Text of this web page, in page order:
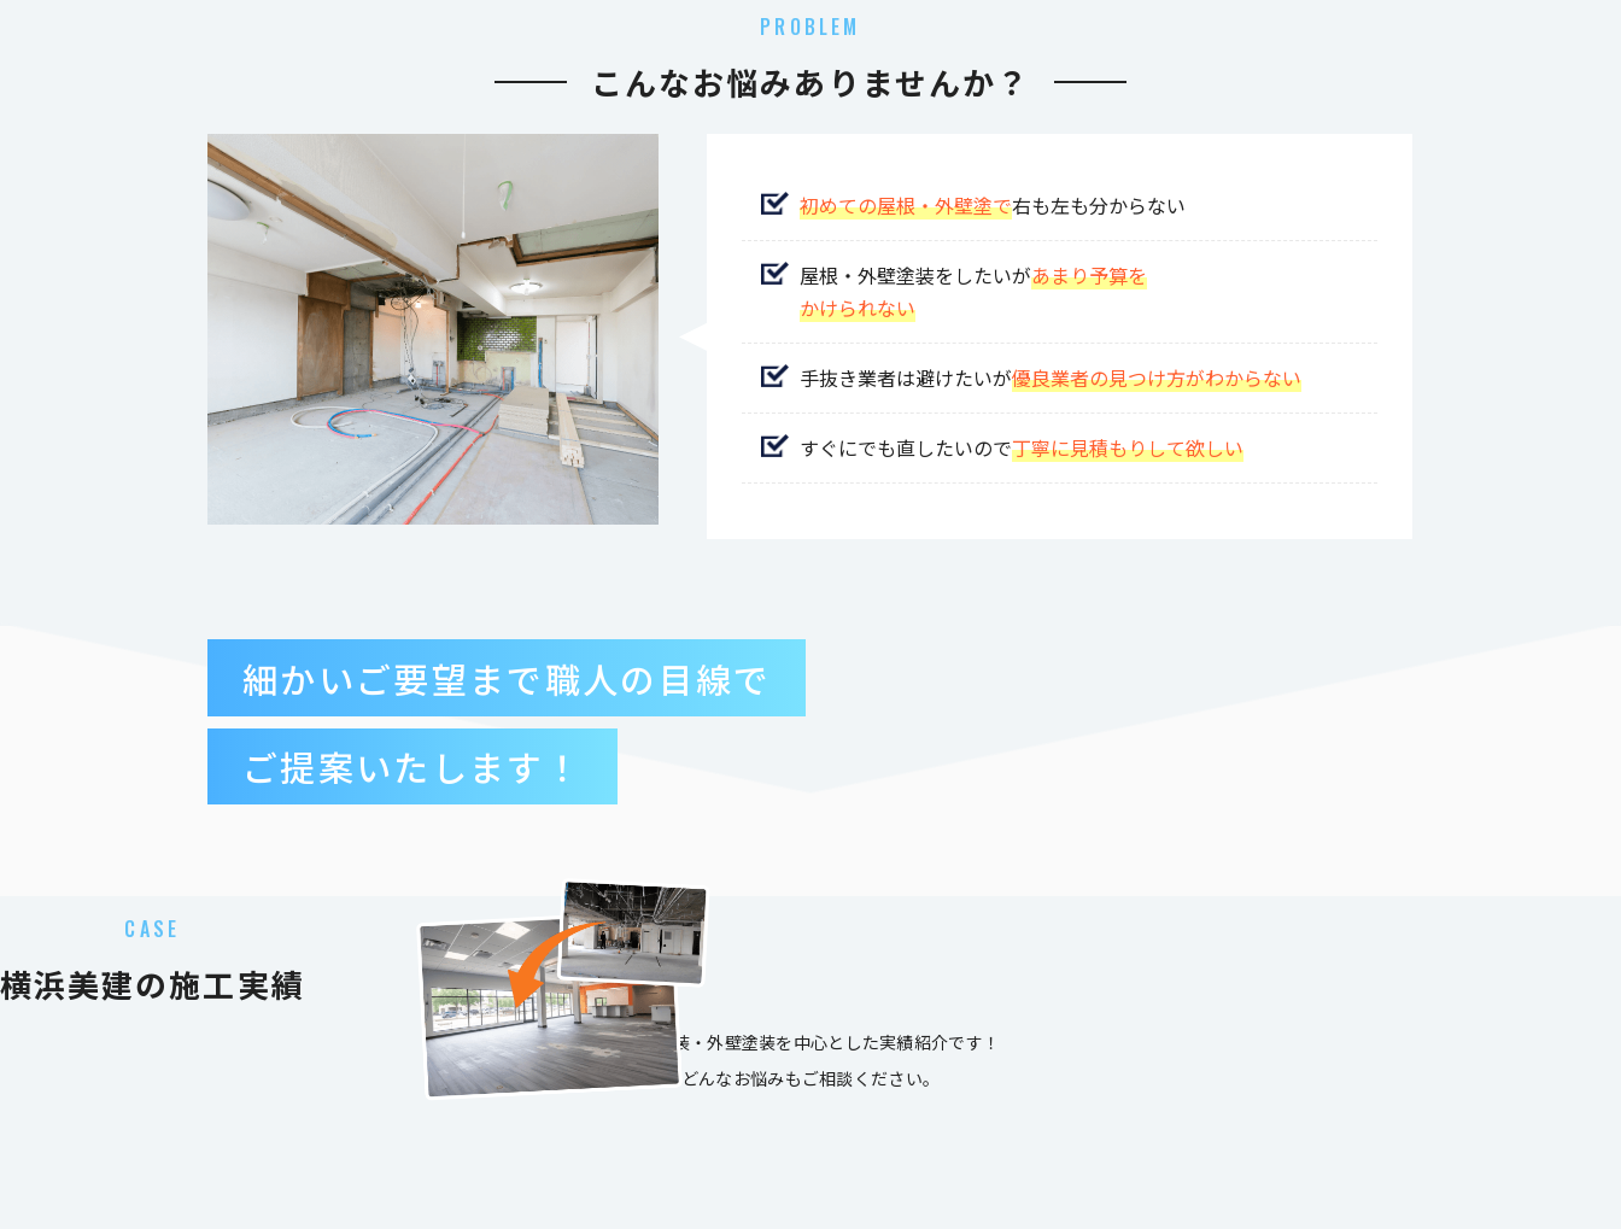
PROBLEM
こんなお悩みありませんか？
初めての屋根・外壁塗で右も左も分からない
屋根・外壁塗装をしたいがあまり予算を
かけられない
手抜き業者は避けたいが優良業者の見つけ方がわからない
すぐにでも直したいので丁寧に見積もりして欲しい
細かいご要望まで職人の目線で
ご提案いたします！
CASE
横浜美建の施工実績
屋根塗装・外壁塗装を中心とした実績紹介です！
どんなお悩みもご相談ください。